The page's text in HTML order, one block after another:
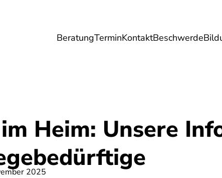
BeratungTerminKontaktBeschwerde
Umwelt Gesundheit Energie
Heim: Unsere
2025